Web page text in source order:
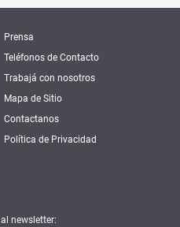
Prensa
Teléfonos de Contacto
Trabajá con nosotros
Mapa de Sitio
Contactanos
Política de Privacidad
newsletter: